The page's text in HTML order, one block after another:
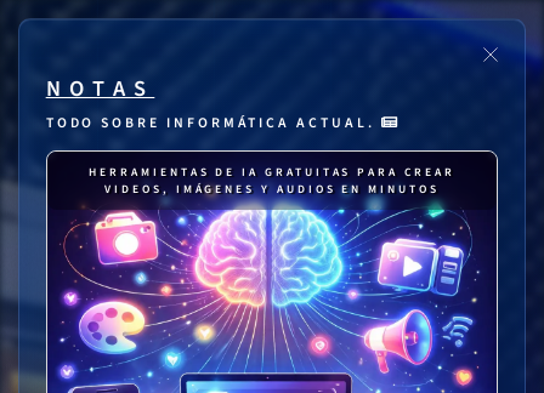
NOTAS
TODO SOBRE INFORMÁTICA ACTUAL.
HERRAMIENTAS DE IA GRATUITAS PARA CREAR
VIDEOS, IMÁGENES Y AUDIOS EN MINUTOS